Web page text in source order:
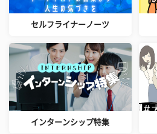
セルフライナーノーツ
インターンシップ特集